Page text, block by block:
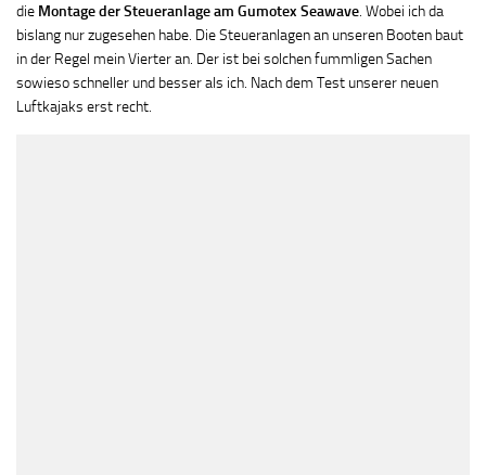
die Montage der Steueranlage am Gumotex Seawave. Wobei ich da
bislang nur zugesehen habe. Die Steueranlagen an unseren Booten baut
in der Regel mein Vierter an. Der ist bei solchen fummligen Sachen
sowieso schneller und besser als ich. Nach dem Test unserer neuen
Luftkajaks erst recht.